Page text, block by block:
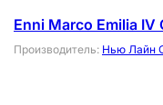
Enni Marco Emilia
Производитель: Нью Лайн